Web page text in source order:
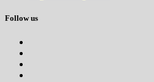
Follow us